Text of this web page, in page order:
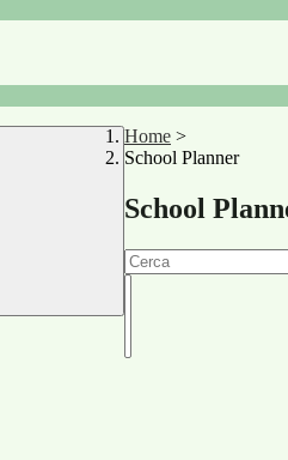
Home >
School Planner
School